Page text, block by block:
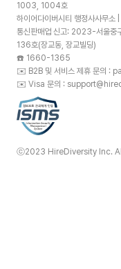
1003, 1004호
하이어다이버시티 행정사사무
통신판매업 신고: 2023-서울중
136호(장교동, 장교빌딩)
☎️ 1660-1365
✉️ B2B 및 서비스 제휴 문의
✉️ Visa 문의 :
ⓒ2023 HireDiversity Inc.